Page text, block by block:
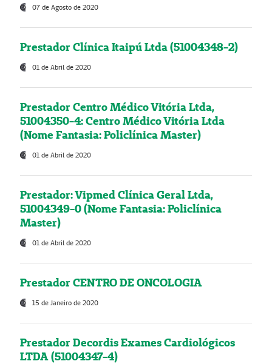
07 de Agosto de 2020
Prestador Clínica Itaipú Ltda (51004348-2)
01 de Abril de 2020
Prestador Centro Médico Vitória Ltda,
51004350-4: Centro Médico Vitória Ltda
(Nome Fantasia: Policlínica Master)
01 de Abril de 2020
Prestador: Vipmed Clínica Geral Ltda,
51004349-0 (Nome Fantasia: Policlínica
Master)
01 de Abril de 2020
Prestador CENTRO DE ONCOLOGIA
15 de Janeiro de 2020
Prestador Decordis Exames Cardiológicos
LTDA (51004347-4)